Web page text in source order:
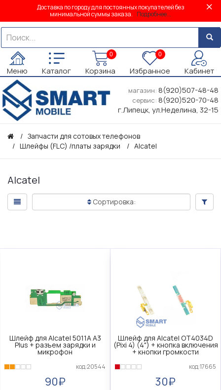
Доставка по городу для постоянных покупателей без
минимальной суммы заказа. Подробнее...
Меню Каталог
0
Корзина
0
Избранное Кабинет
магазин: 8(920)507-48-48
сервис: 8(920)520-70-48
г.Липецк, ул.Неделина, 32-15
Запчасти для сотовых телефонов
Шлейфы (FLC) /платы зарядки
Alcatel
Alcatel
Сортировка:
Шлейф для Alcatel 5011A A3
Plus + разъем зарядки и
микрофон
код:20544
90₽
Шлейф для Alcatel OT4034D
(Pixi 4) (4") + кнопка включения
+ кнопки громкости
код:17665
30₽